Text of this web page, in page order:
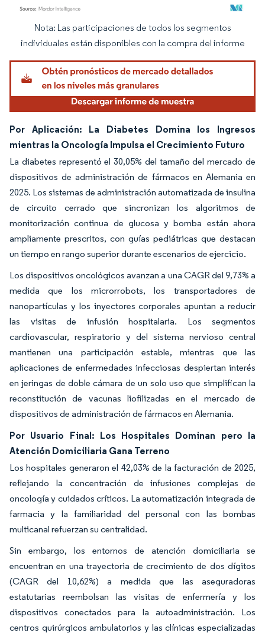
Imagen © Mordor Intelligence. El uso requiere atribución según CC BY 4.0.
Nota: Las participaciones de todos los segmentos
individuales están disponibles con la compra del informe
Por Aplicación: La Diabetes Domina los Ingresos
mientras la Oncología Impulsa el Crecimiento Futuro
La diabetes representó el 30,05% del tamaño del mercado de
dispositivos de administración de fármacos en Alemania en
2025. Los sistemas de administración automatizada de insulina
de circuito cerrado que sincronizan los algoritmos de
monitorización continua de glucosa y bomba están ahora
ampliamente prescritos, con guías pediátricas que destacan
un tiempo en rango superior durante escenarios de ejercicio.
Los dispositivos oncológicos avanzan a una CAGR del 9,73% a
medida que los microrrobots, los transportadores de
nanopartículas y los inyectores corporales apuntan a reducir
las visitas de infusión hospitalaria. Los segmentos
cardiovascular, respiratorio y del sistema nervioso central
mantienen una participación estable, mientras que las
aplicaciones de enfermedades infecciosas despiertan interés
en jeringas de doble cámara de un solo uso que simplifican la
reconstitución de vacunas liofilizadas en el mercado de
dispositivos de administración de fármacos en Alemania.
Por Usuario Final: Los Hospitales Dominan pero la
Atención Domiciliaria Gana Terreno
Los hospitales generaron el 42,03% de la facturación de 2025,
reflejando la concentración de infusiones complejas de
oncología y cuidados críticos. La automatización integrada de
farmacia y la familiaridad del personal con las bombas
multicanal refuerzan su centralidad.
Sin embargo, los entornos de atención domiciliaria se
encuentran en una trayectoria de crecimiento de dos dígitos
(CAGR del 10,62%) a medida que las aseguradoras
estatutarias reembolsan las visitas de enfermería y los
dispositivos conectados para la autoadministración. Los
centros quirúrgicos ambulatorios y las clínicas especializadas